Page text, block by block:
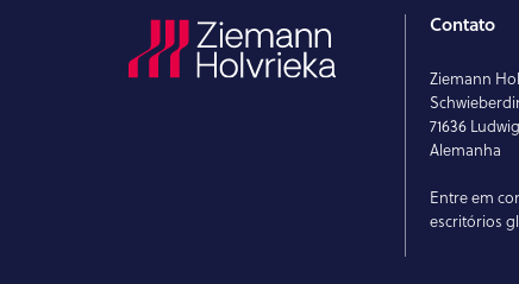
Contato
Ziemann
71636
Alemanha
Entre em
escritórios